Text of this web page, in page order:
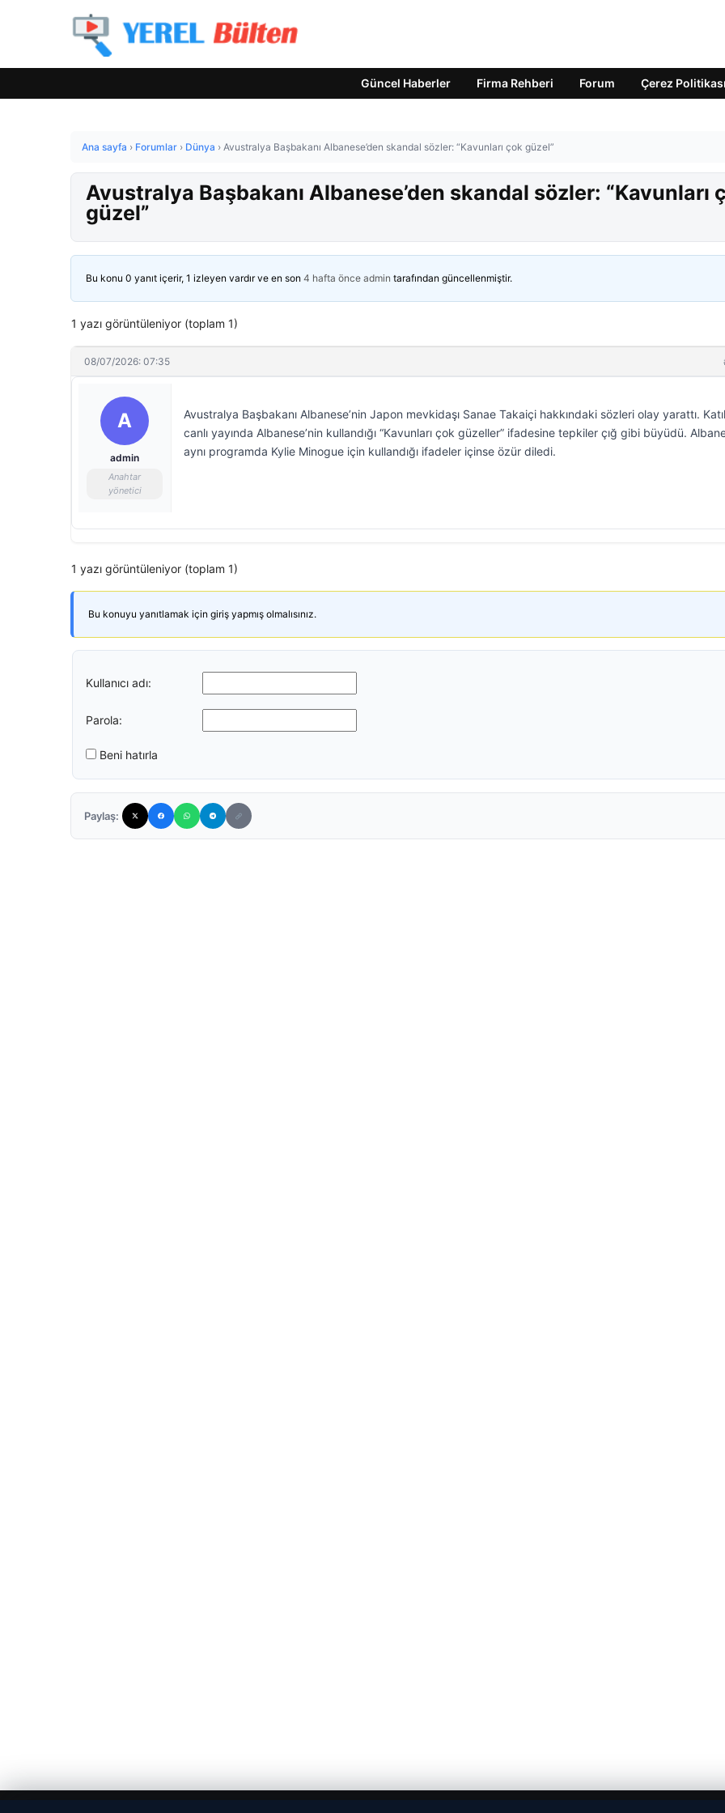
Güncel Haberler Firma Rehberi Forum Çerez Politikası
Ana sayfa › Forumlar › Dünya › Avustralya Başbakanı Albanese’den skandal sözler: “Kavunları çok güzel”
Avustralya Başbakanı Albanese’den skandal sözler: “Kavunları
güzel”
Bu konu 0 yanıt içerir, 1 izleyen vardır ve en son 4 hafta önce admin tarafından güncellenmiştir.
1 yazı görüntüleniyor (toplam 1)
08/07/2026: 07:35
A
admin
Anahtar
yönetici
Avustralya Başbakanı Albanese’nin Japon mevkidaşı Sanae Takaiçi hakkındaki sözleri olay yarattı.
canlı yayında Albanese’nin kullandığı “Kavunları çok güzeller” ifadesine tepkiler çığ gibi büyüdü.
aynı programda Kylie Minogue için kullandığı ifadeler içinse özür diledi.
1 yazı görüntüleniyor (toplam 1)
Bu konuyu yanıtlamak için giriş yapmış olmalısınız.
Kullanıcı adı:
Parola:
Beni hatırla
Paylaş: